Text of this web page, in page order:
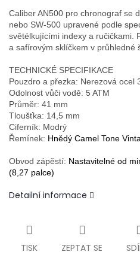
Caliber AN500 pro chronograf se
nebo SW-500 upravené podle
světélkujícími indexy a ručičkami.
a safírovým sklíčkem v průhledné
TECHNICKÉ SPECIFIKACE
Pouzdro a přezka: Nerezová ocel
Odolnost vůči vodě: 5 ATM
Průměr: 41 mm
Tloušťka: 14,5 mm
Ciferník: Modrý
Řemínek: Hnědý Camel Tone
Obvod zápěstí: Nastavitelné od
(8,27 palce)
Detailní informace
TISK ZEPTAT SE